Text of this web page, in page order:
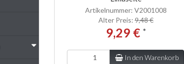
Artikelnummer: V2001008
Alter Preis:9,48 €
9,29 € *
In den Warenkorb